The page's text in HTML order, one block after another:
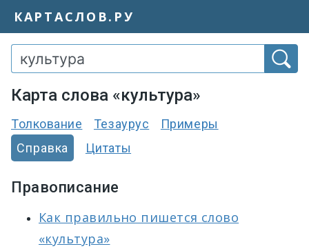
КАРТАСЛОВ.РУ
Карта слова «культура»
Толкование Тезаурус
Примеры
Справка
Цитаты
Правописание
Как правильно пишется слово
«культура»